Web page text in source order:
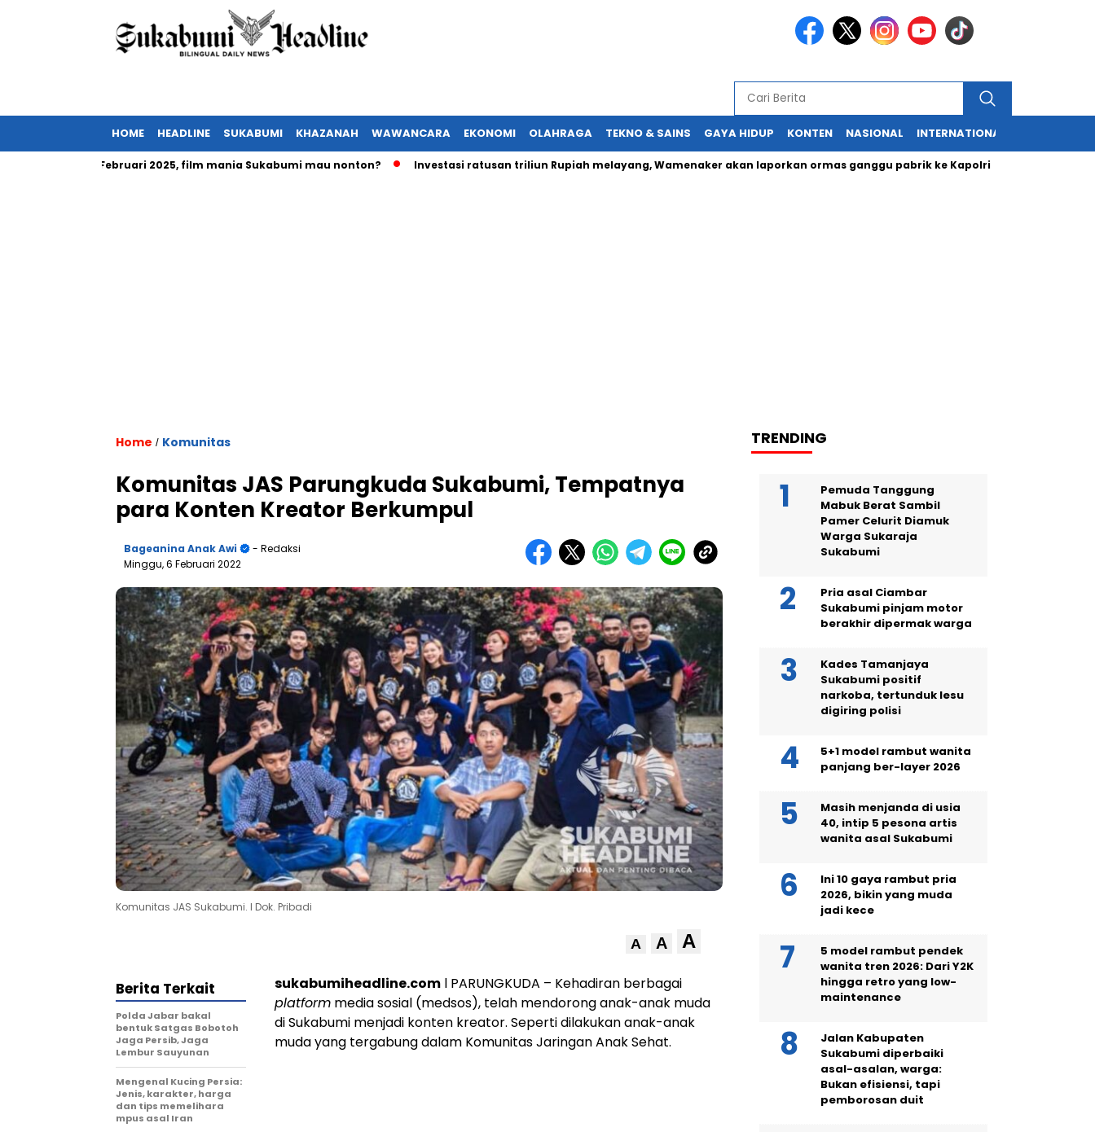
HOME HEADLINE SUKABUMI KHAZANAH WAWANCARA EKONOMI OLAHRAGA TEKNO & SAINS GAYA HIDUP KONTEN NASIONAL INTERNATIONAL
tayang Februari 2025, film mania Sukabumi mau nonton? Investasi ratusan triliun Rupiah melayang, Wamenaker akan laporkan ormas ganggu pabrik ke Kapolri Cabup dan Cawali
Home / Komunitas
Komunitas JAS Parungkuda Sukabumi, Tempatnya
para Konten Kreator Berkumpul
Bageanina Anak Awi
- Redaksi
Minggu, 6 Februari 2022
Komunitas JAS Sukabumi. l Dok. Pribadi
A A A
sukabumiheadline.com l PARUNGKUDA – Kehadiran berbagai
platform media sosial (medsos), telah mendorong anak-anak muda
di Sukabumi menjadi konten kreator. Seperti dilakukan anak-anak
muda yang tergabung dalam Komunitas Jaringan Anak Sehat.
Berita Terkait
Polda Jabar bakal
bentuk Satgas Bobotoh
Jaga Persib, Jaga
Lembur Sauyunan
Mengenal Kucing Persia:
Jenis, karakter, harga
dan tips memelihara
mpus asal Iran
TRENDING
Pemuda Tanggung
Mabuk Berat Sambil
Pamer Celurit Diamuk
Warga Sukaraja
Sukabumi
Pria asal Ciambar
Sukabumi pinjam motor
berakhir dipermak warga
Kades Tamanjaya
Sukabumi positif
narkoba, tertunduk lesu
digiring polisi
5+1 model rambut wanita
panjang ber-layer 2026
Masih menjanda di usia
40, intip 5 pesona artis
wanita asal Sukabumi
Ini 10 gaya rambut pria
2026, bikin yang muda
jadi kece
5 model rambut pendek
wanita tren 2026: Dari Y2K
hingga retro yang low-
maintenance
Jalan Kabupaten
Sukabumi diperbaiki
asal-asalan, warga:
Bukan efisiensi, tapi
pemborosan duit